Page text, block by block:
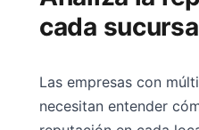
cada
Las empresas con
necesitan entender